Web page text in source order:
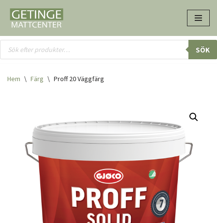
Hoppa
till
innehåll
SÖK
Hem \ Färg \ Proff 20 Väggfärg